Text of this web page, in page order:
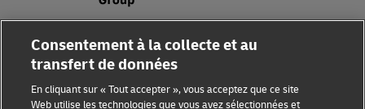
Sensibilisation à la fraude
Mention légale
Conditions d’utilisation
Consentement à la collecte et au
transfert de données
En cliquant sur « Tout accepter », vous acceptez que ce site
Web utilise les technologies que vous avez sélectionnées et